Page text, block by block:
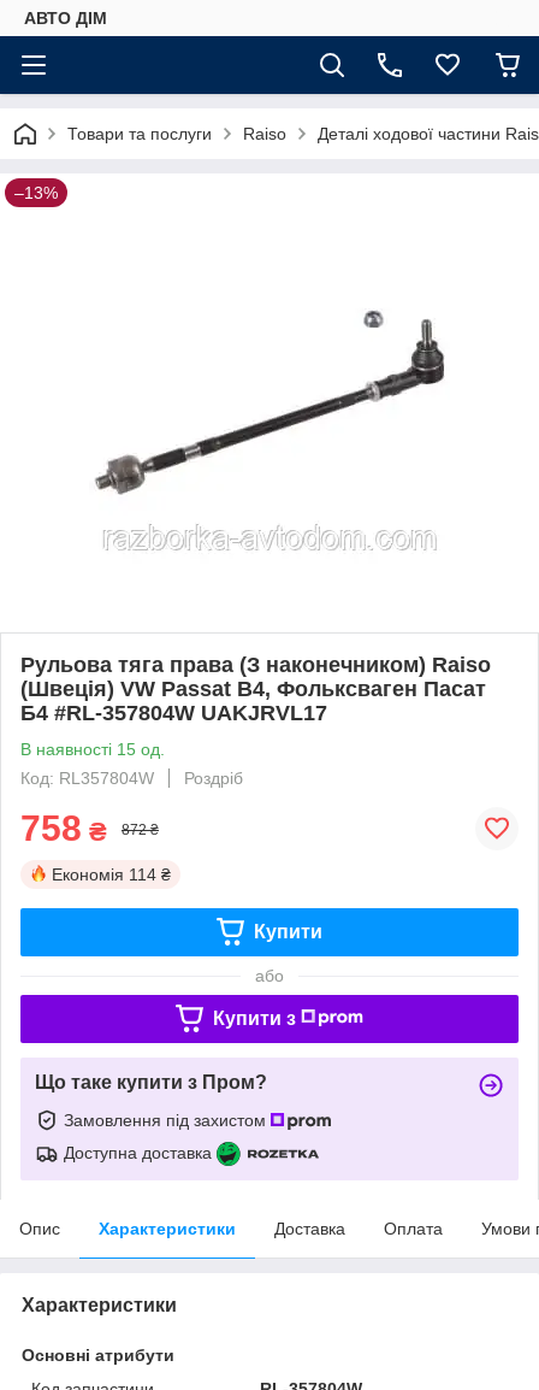
АВТО ДIМ
Товари та послуги Raiso Деталі ходової частини
–13%
Рульова тяга права (З наконечником) Raiso
(Швеція) VW Passat B4, Фольксваген Пасат
Б4 #RL-357804W UAKJRVL17
В наявності 15 од.
Код: RL357804W
Роздріб
758 ₴ 872 ₴
Економія 114 ₴
Купити
або
Купити з
Що таке купити з Пром?
Замовлення під захистом
Доступна доставка
Опис Характеристики Доставка Оплата Умови
Характеристики
Основні атрибути